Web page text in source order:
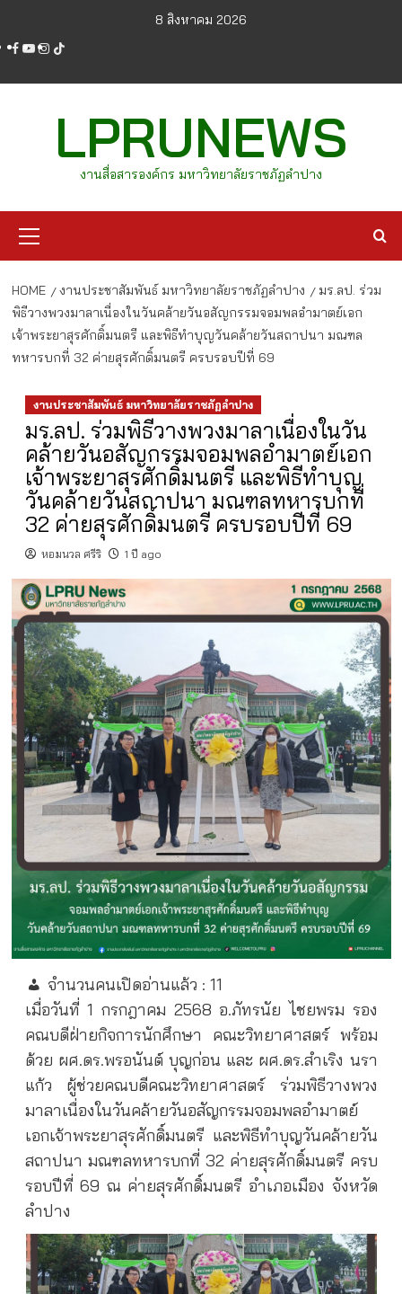
content
8 สิงหาคม 2026
facebook
youtube
instagram
tiktok
LPRUNEWS
งานสื่อสารองค์กร มหาวิทยาลัยราชภัฏลำปาง
Menu
HOME งานประชาสัมพันธ์ มหาวิทยาลัยราชภัฏลำปาง
มร.ลป. ร่วม
พิธีวางพวงมาลาเนื่องในวันคล้ายวันอสัญกรรมจอมพลอำมาตย์เอก
เจ้าพระยาสุรศักดิ์มนตรี และพิธีทำบุญวันคล้ายวันสถาปนา มณฑล
ทหารบกที่ 32 ค่ายสุรศักดิ์มนตรี ครบรอบปีที่ 69
งานประชาสัมพันธ์ มหาวิทยาลัยราชภัฏลำปาง
มร.ลป. ร่วมพิธีวางพวงมาลาเนื่องในวัน
คล้ายวันอสัญกรรมจอมพลอำมาตย์เอก
เจ้าพระยาสุรศักดิ์มนตรี และพิธีทำบุญ
วันคล้ายวันสถาปนา มณฑลทหารบกที่
32 ค่ายสุรศักดิ์มนตรี ครบรอบปีที่ 69
หอมนวล ศรีริ 1 ปี ago
จำนวนคนเปิดอ่านแล้ว : 11
เมื่อวันที่ 1 กรกฎาคม 2568 อ.ภัทรนัย ไชยพรม รอง
คณบดีฝ่ายกิจการนักศึกษา คณะวิทยาศาสตร์ พร้อม
ด้วย ผศ.ดร.พรอนันต์ บุญก่อน และ ผศ.ดร.สำเริง นรา
แก้ว ผู้ช่วยคณบดีคณะวิทยาศาสตร์ ร่วมพิธีวางพวง
มาลาเนื่องในวันคล้ายวันอสัญกรรมจอมพลอำมาตย์
เอกเจ้าพระยาสุรศักดิ์มนตรี และพิธีทำบุญวันคล้ายวัน
สถาปนา มณฑลทหารบกที่ 32 ค่ายสุรศักดิ์มนตรี ครบ
รอบปีที่ 69 ณ ค่ายสุรศักดิ์มนตรี อำเภอเมือง จังหวัด
ลำปาง